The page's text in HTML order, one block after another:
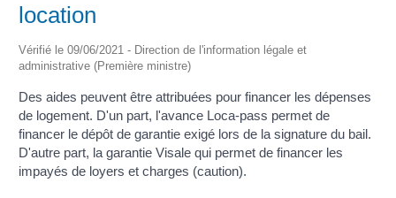
location
Vérifié le 09/06/2021 - Direction de l'information légale et
administrative (Première ministre)
Des aides peuvent être attribuées pour financer les dépenses
de logement. D'un part, l'avance Loca-pass permet de
financer le dépôt de garantie exigé lors de la signature du bail.
D'autre part, la garantie Visale qui permet de financer les
impayés de loyers et charges (caution).